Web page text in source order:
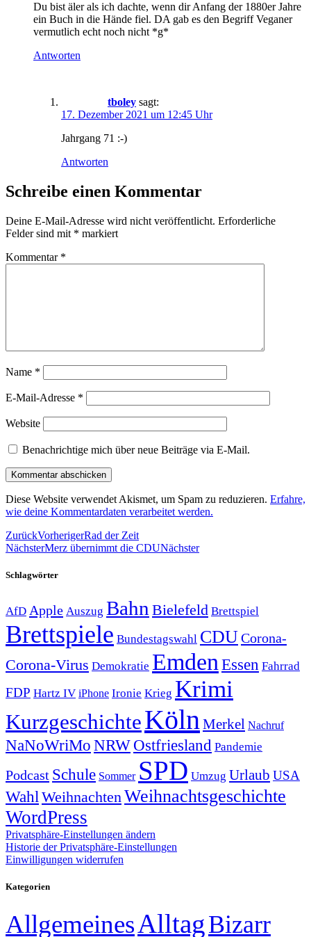
Du bist äler als ich dachte, wenn dir Anfang der 1880er Jahre
ein Buch in die Hände fiel. DA gab es den Begriff Veganer
vermutlich echt noch nicht *g*
Antworten
tboley sagt:
17. Dezember 2021 um 12:45 Uhr
Jahrgang 71 :-)
Antworten
Schreibe einen Kommentar
Deine E-Mail-Adresse wird nicht veröffentlicht. Erforderliche
Felder sind mit * markiert
Kommentar *
Name *
E-Mail-Adresse *
Website
Benachrichtige mich über neue Beiträge via E-Mail.
Diese Website verwendet Akismet, um Spam zu reduzieren. Erfahre,
wie deine Kommentardaten verarbeitet werden.
ZurückVorherigerRad der Zeit
NächsterMerz übernimmt die CDUNächster
Schlagwörter
AfD Apple Auszug Bahn Bielefeld Brettspiel
Brettspiele Bundestagswahl CDUCorona-
Corona-Virus Demokratie Emden Essen Fahrrad
FDP Hartz IV iPhone Ironie Krieg Krimi
KurzgeschichteKöln Merkel Nachruf
NaNoWriMo NRWOstfriesland Pandemie
Podcast Schule Sommer SPD Umzug Urlaub USA
Wahl Weihnachten Weihnachtsgeschichte
WordPress
Privatsphäre-Einstellungen ändern
Historie der Privatsphäre-Einstellungen
Einwilligungen widerrufen
Kategorien
AllgemeinesAlltagBizarr